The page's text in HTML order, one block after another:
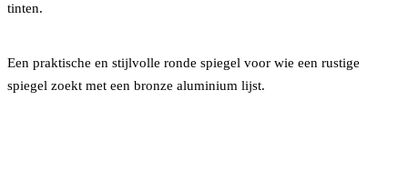
tinten.
Een praktische en stijlvolle ronde spiegel voor wie een rustige
spiegel zoekt met een bronze aluminium lijst.